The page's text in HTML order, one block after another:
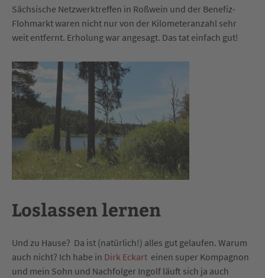
Sächsische Netzwerktreffen in Roßwein und der Benefiz-
Flohmarkt waren nicht nur von der Kilometeranzahl sehr
weit entfernt. Erholung war angesagt. Das tat einfach gut!
Loslassen lernen
Und zu Hause? Da ist (natürlich!) alles gut gelaufen. Warum
auch nicht? Ich habe in Dirk Eckart einen super Kompagnon
und mein Sohn und Nachfolger Ingolf läuft sich ja auch